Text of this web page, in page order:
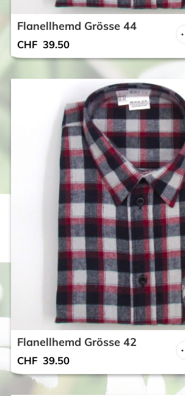
Flanellhemd Grösse 44
CHF 39.50
Flanellhemd Grösse 42
CHF 39.50